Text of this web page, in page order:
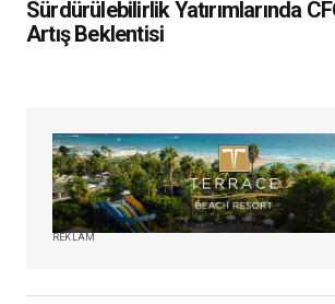
Sürdürülebilirlik Yatırımlarında
Artış Beklentisi
REKLAM